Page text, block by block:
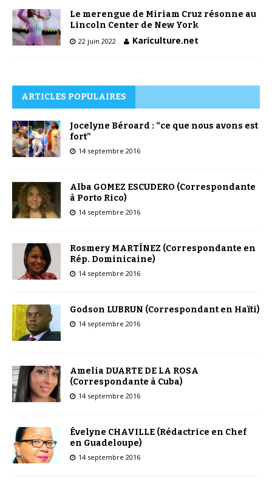
Le merengue de Miriam Cruz résonne au
Lincoln Center de New York
22 juin 2022 Kariculture.net
ARTICLES POPULAIRES
Jocelyne Béroard : “ce que nous avons est
fort”
14 septembre 2016
Alba GOMEZ ESCUDERO (Correspondante
à Porto Rico)
14 septembre 2016
Rosmery MARTÍNEZ (Correspondante en
Rép. Dominicaine)
14 septembre 2016
Godson LUBRUN (Correspondant en Haïti)
14 septembre 2016
Amelia DUARTE DE LA ROSA
(Correspondante à Cuba)
14 septembre 2016
Évelyne CHAVILLE (Rédactrice en Chef
en Guadeloupe)
14 septembre 2016